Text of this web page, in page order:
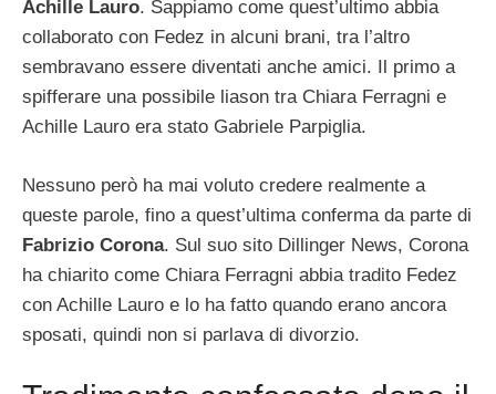
Achille Lauro. Sappiamo come quest’ultimo abbia
collaborato con Fedez in alcuni brani, tra l’altro
sembravano essere diventati anche amici. Il primo a
spifferare una possibile liason tra Chiara Ferragni e
Achille Lauro era stato Gabriele Parpiglia.
Nessuno però ha mai voluto credere realmente a
queste parole, fino a quest’ultima conferma da parte di
Fabrizio Corona. Sul suo sito Dillinger News, Corona
ha chiarito come Chiara Ferragni abbia tradito Fedez
con Achille Lauro e lo ha fatto quando erano ancora
sposati, quindi non si parlava di divorzio.